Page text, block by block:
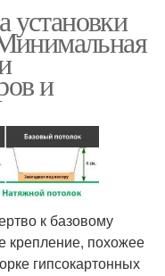
и
к базовому
крепление, похожее
гипсокартонных